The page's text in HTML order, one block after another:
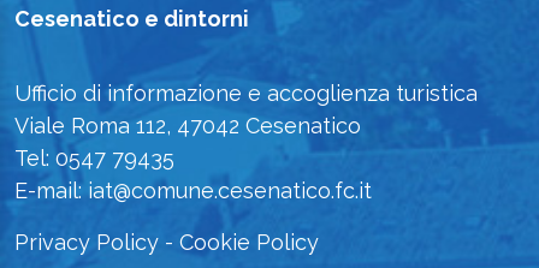
Cesenatico e dintorni
Ufficio di informazione e accoglienza turistica
Viale Roma 112, 47042 Cesenatico
Tel: 0547 79435
E-mail: iat@comune.cesenatico.fc.it
Privacy Policy - Cookie Policy